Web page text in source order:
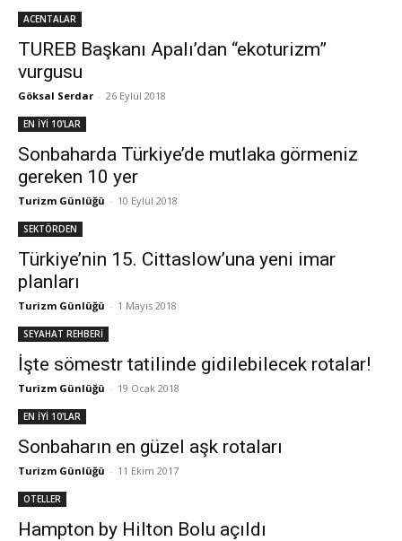
ACENTALAR
TUREB Başkanı Apalı’dan “ekoturizm”
vurgusu
Göksal Serdar - 26 Eylül 2018
EN İYİ 10'LAR
Sonbaharda Türkiye’de mutlaka görmeniz
gereken 10 yer
Turizm Günlüğü - 10 Eylül 2018
SEKTÖRDEN
Türkiye’nin 15. Cittaslow’una yeni imar
planları
Turizm Günlüğü - 1 Mayıs 2018
SEYAHAT REHBERİ
İşte sömestr tatilinde gidilebilecek rotalar!
Turizm Günlüğü - 19 Ocak 2018
EN İYİ 10'LAR
Sonbaharın en güzel aşk rotaları
Turizm Günlüğü - 11 Ekim 2017
OTELLER
Hampton by Hilton Bolu açıldı